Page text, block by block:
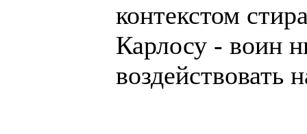
контекстом
Карлосу - воин
воздействовать